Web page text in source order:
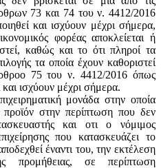
73 και 74 του ν. 4412/2016
και ισχύουν μέχρι σήμερα,
φορέας αποκλείεται ή
καθώς και το ότι πληροί τα
τα οποία έχουν καθοριστεί
75 του ν. 4412/2016 όπως
και ισχύουν μέχρι σήμερα.
μονάδα στην οποία
προϊόν στην περίπτωση που δεν
και oτι ο νόμιμος
που κατασκευάζει το
έναντι του, την εκτέλεση
προμήθειας, σε περίπτωση